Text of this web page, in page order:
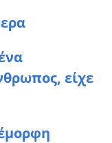
είχε